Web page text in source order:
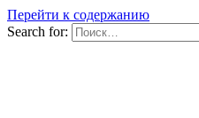
Перейти к содержанию
Search for: